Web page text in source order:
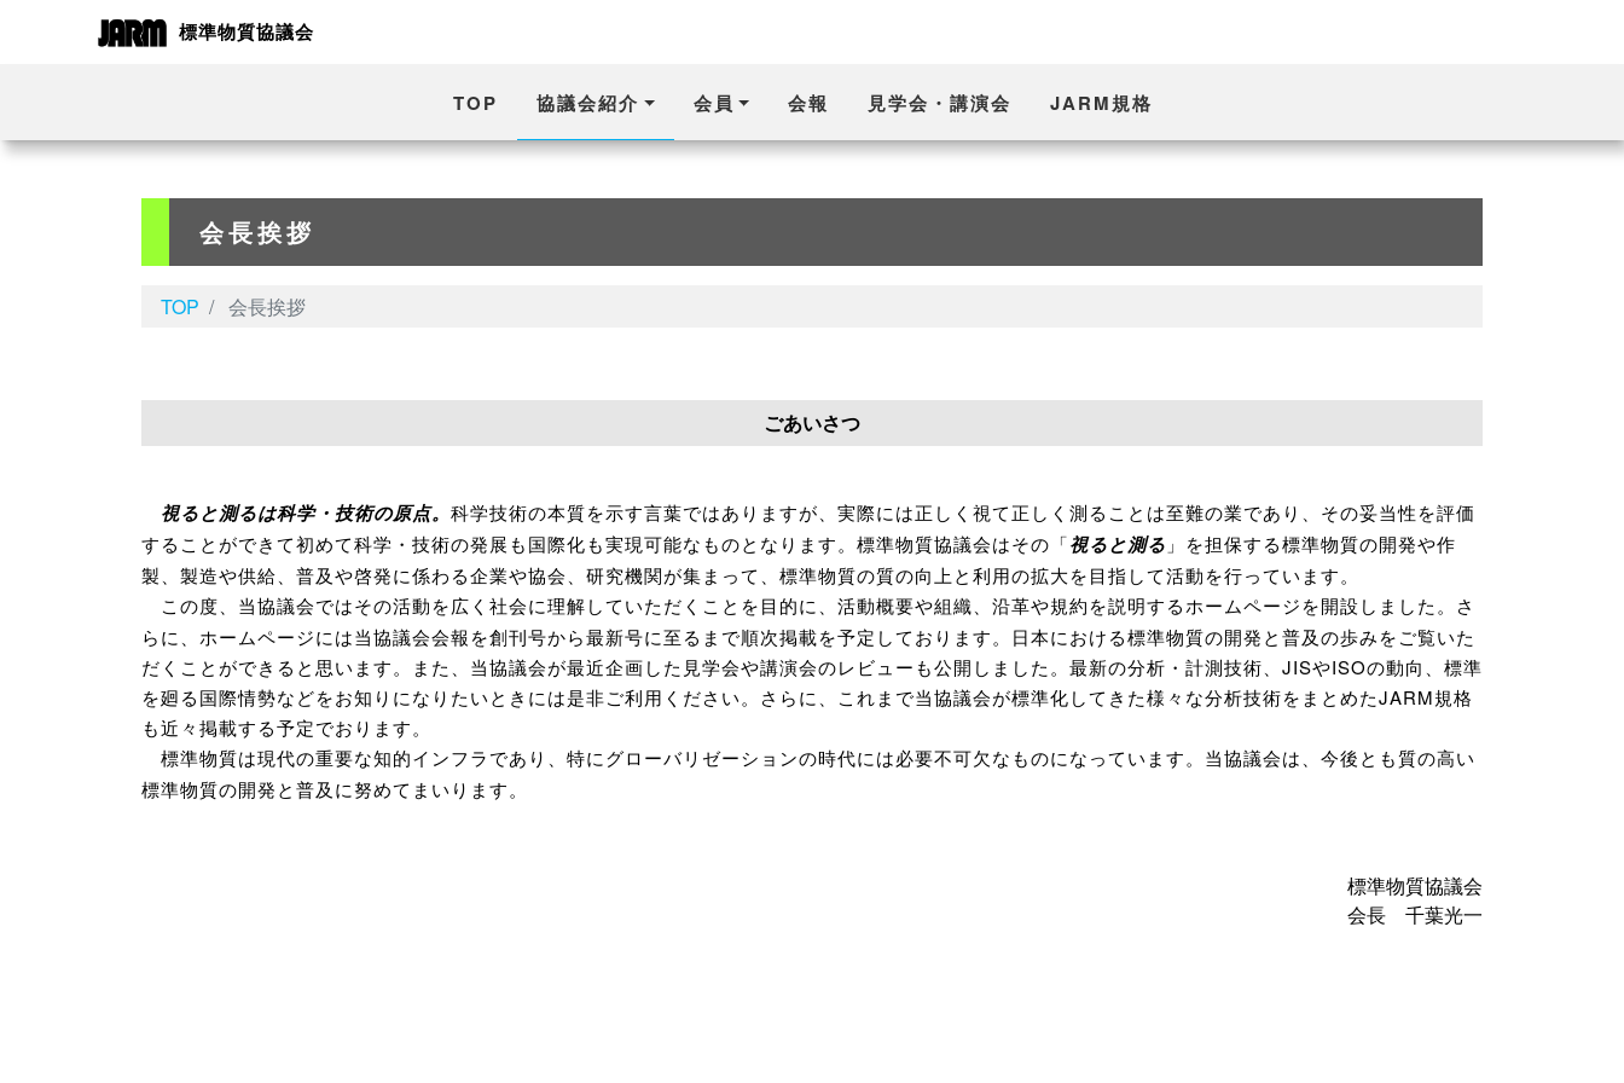
標準物質協議会
TOP 協議会紹介 会員 会報 見学会・講演会 JARM規格
会長挨拶
TOP 会長挨拶
ごあいさつ
視ると測るは科学・技術の原点。 科学技術の本質を示す言葉ではありますが、実際には正しく視て正しく測ることは至難の業であり、その妥当性を評価
することができて初めて科学・技術の発展も国際化も実現可能なものとなります。標準物質協議会はその「視ると測る 」を担保する標準物質の開発や作
製、製造や供給、普及や啓発に係わる企業や協会、研究機関が集まって、標準物質の質の向上と利用の拡大を目指して活動を行っています。
この度、当協議会ではその活動を広く社会に理解していただくことを目的に、活動概要や組織、沿革や規約を説明するホームページを開設しました。さ
らに、ホームページには当協議会会報を創刊号から最新号に至るまで順次掲載を予定しております。日本における標準物質の開発と普及の歩みをご覧いた
だくことができると思います。また、当協議会が最近企画した見学会や講演会のレビューも公開しました。最新の分析・計測技術、JISやISOの動向、標準
を廻る国際情勢などをお知りになりたいときには是非ご利用ください。さらに、これまで当協議会が標準化してきた様々な分析技術をまとめたJARM規格
も近々掲載する予定でおります。
標準物質は現代の重要な知的インフラであり、特にグローバリゼーションの時代には必要不可欠なものになっています。当協議会は、今後とも質の高い
標準物質の開発と普及に努めてまいります。
標準物質協議会
会長 千葉光一